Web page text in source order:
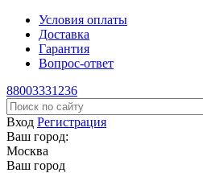
Условия оплаты
Доставка
Гарантия
Вопрос-ответ
88003331236
Вход Регистрация
Ваш город:
Москва
Ваш город